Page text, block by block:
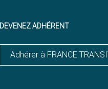
DEVENEZ ADHÉRENT
Adhérer à FRANCE